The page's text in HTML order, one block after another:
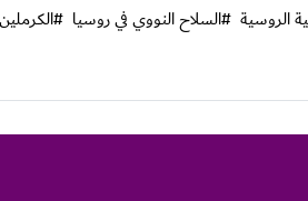
الروسية #السلاح النووي في روسيا